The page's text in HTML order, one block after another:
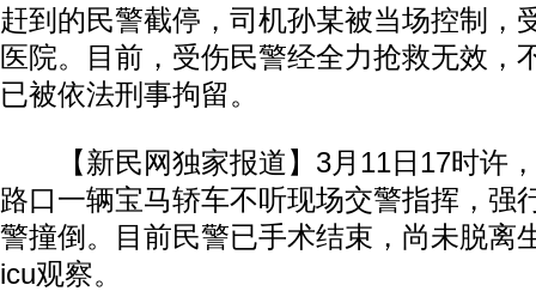
赶到的民警截停，司机孙某被当场控制，
医院。目前，受伤民警经全力抢救无效，
已被依法刑事拘留。
【新民网独家报道】3月11日17时许，
路口一辆宝马轿车不听现场交警指挥，强
警撞倒。目前民警已手术结束，尚未脱离
icu观察。